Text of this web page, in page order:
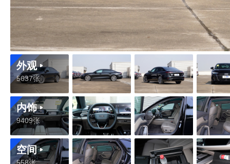
外观
5637张
内饰
9409张
空间